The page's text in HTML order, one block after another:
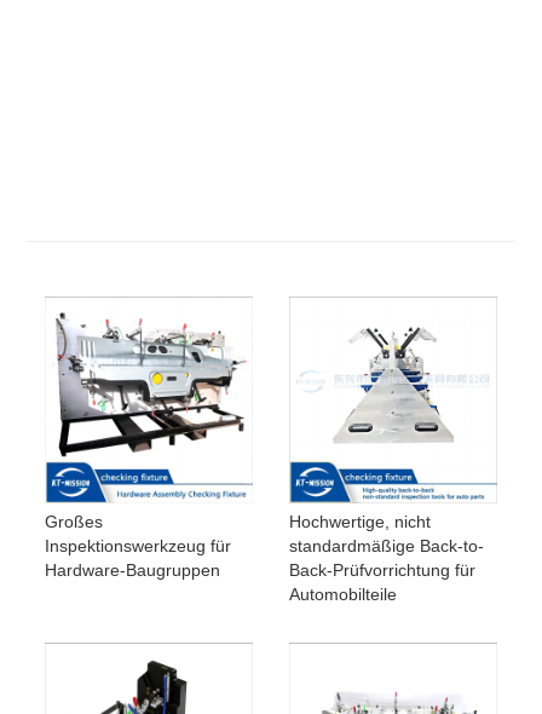
Großes
Inspektionswerkzeug für
Hardware-Baugruppen
Hochwertige, nicht
standardmäßige Back-to-
Back-Prüfvorrichtung für
Automobilteile